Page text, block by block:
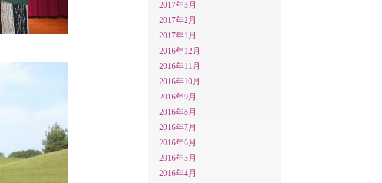
2017年3月
2017年2月
2017年1月
2016年12月
2016年11月
2016年10月
2016年9月
2016年8月
2016年7月
2016年6月
2016年5月
2016年4月